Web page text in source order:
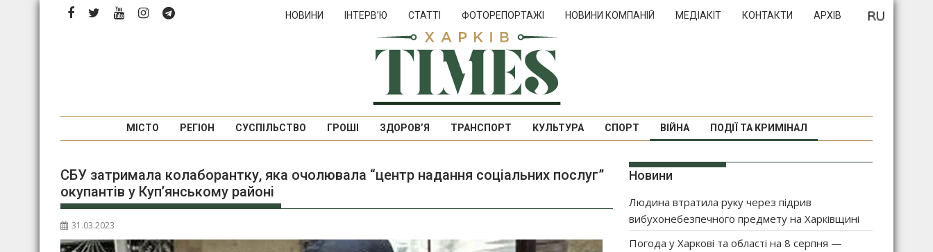
Перейти
НОВИНИ ІНТЕРВ’Ю СТАТТІ ФОТОРЕПОРТАЖІ НОВИНИ КОМПАНІЙ МЕДІАКІТ КОНТАКТИ АРХІВ
МІСТО РЕГІОН СУСПІЛЬСТВО ГРОШІ ЗДОРОВ’Я ТРАНСПОРТ КУЛЬТУРА СПОРТ ВІЙНА ПОДІЇ ТА КРИМІНАЛ
СБУ затримала колаборантку, яка очолювала “центр надання соціальних послуг”
окупантів у Куп’янському районі
31.03.2023
Новини
Людина втратила руку через підрив
вибухонебезпечного предмету на Харківщині
Погода у Харкові та області на 8 серпня —